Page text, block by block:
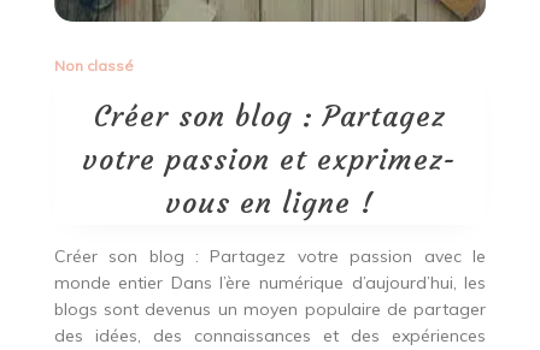
Non classé
Créer son blog : Partagez
votre passion et exprimez-
vous en ligne !
Créer son blog : Partagez votre passion avec le
monde entier Dans l’ère numérique d’aujourd’hui, les
blogs sont devenus un moyen populaire de partager
des idées, des connaissances et des expériences